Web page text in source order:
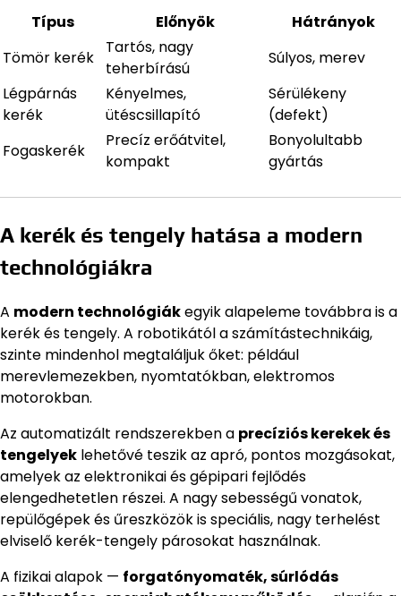
Típus
Előnyök
Hátrányok
Tömör kerék
Tartós, nagy
teherbírású
Súlyos, merev
Légpárnás
kerék
Kényelmes,
ütéscsillapító
Sérülékeny
(defekt)
Fogaskerék
Precíz erőátvitel,
kompakt
Bonyolultabb
gyártás
A kerék és tengely hatása a modern
technológiákra
A modern technológiákegyik alapeleme továbbra is a
kerék és tengely. A robotikától a számítástechnikáig,
szinte mindenhol megtaláljuk őket: például
merevlemezekben, nyomtatókban, elektromos
motorokban.
Az automatizált rendszerekben a precíziós kerekek és
tengelyek lehetővé teszik az apró, pontos mozgásokat,
amelyek az elektronikai és gépipari fejlődés
elengedhetetlen részei. A nagy sebességű vonatok,
repülőgépek és űreszközök is speciális, nagy terhelést
elviselő kerék-tengely párosokat használnak.
A fizikai alapok — forgatónyomaték, súrlódás